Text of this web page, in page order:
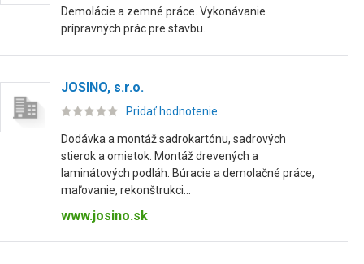
Demolácie a zemné práce. Vykonávanie
prípravných prác pre stavbu.
JOSINO, s.r.o.
Pridať hodnotenie
Dodávka a montáž sadrokartónu, sadrových
stierok a omietok. Montáž drevených a
laminátových podláh. Búracie a demolačné práce,
maľovanie, rekonštrukci...
www.josino.sk